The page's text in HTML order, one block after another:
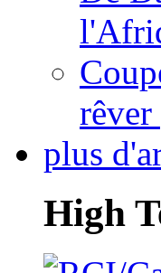
rêver
plus
High